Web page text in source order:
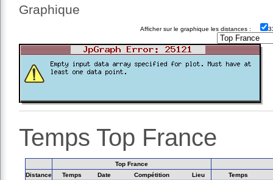
Graphique
Afficher sur le graphique les distances :
Temps Top France
Top France
Distance
Temps Date Compétition Lieu
Temps